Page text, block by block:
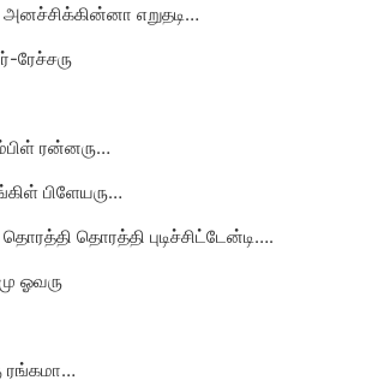
எறுதடி…
ரேச்சரு
ரன்னரு…
பிளேயரு…
தொரத்தி புடிச்சிட்டேன்டி….
ஓவரு
ரங்கமா…